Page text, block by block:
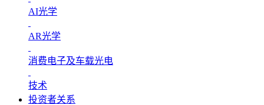
AI光学
AR光学
消费电子及车载光电
技术
投资者关系